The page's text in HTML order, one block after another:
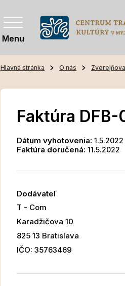
Menu
Hlavná stránka O nás
Faktúra
Dátum vyhotovenia: 1.5.2022
Faktúra doručená: 11.5.2022
Dodávateľ
T - Com
Karadžičova 10
825 13 Bratislava
IČO: 35763469